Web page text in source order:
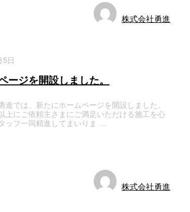
株式会社勇進
5日
ージを開設しました。
進では、新たにホームページを開設しました。
上にご依頼主さまにご満足いただける施工を心
ッフ一同精進してまいりま …
株式会社勇進